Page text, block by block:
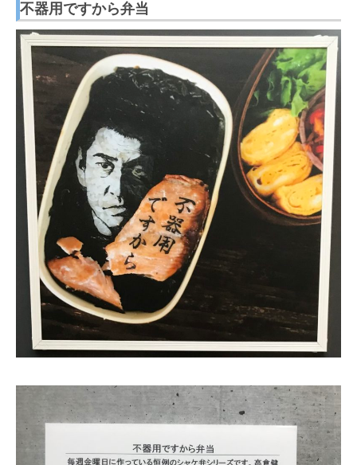
不器用ですから弁当